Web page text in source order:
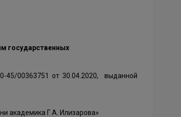
государственных
00363751 от 30.04.2020, выданной
академика Г.А. Илизарова»